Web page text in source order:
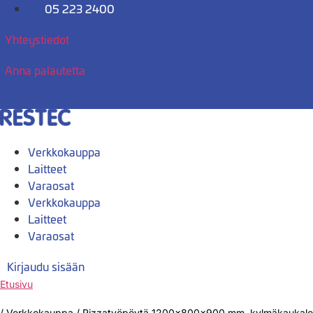
Mene
05 223 2400
Yhteystiedot
Anna palautetta
Verkkokauppa
Laitteet
Varaosat
Verkkokauppa
Laitteet
Varaosat
Kirjaudu sisään
Etusivu